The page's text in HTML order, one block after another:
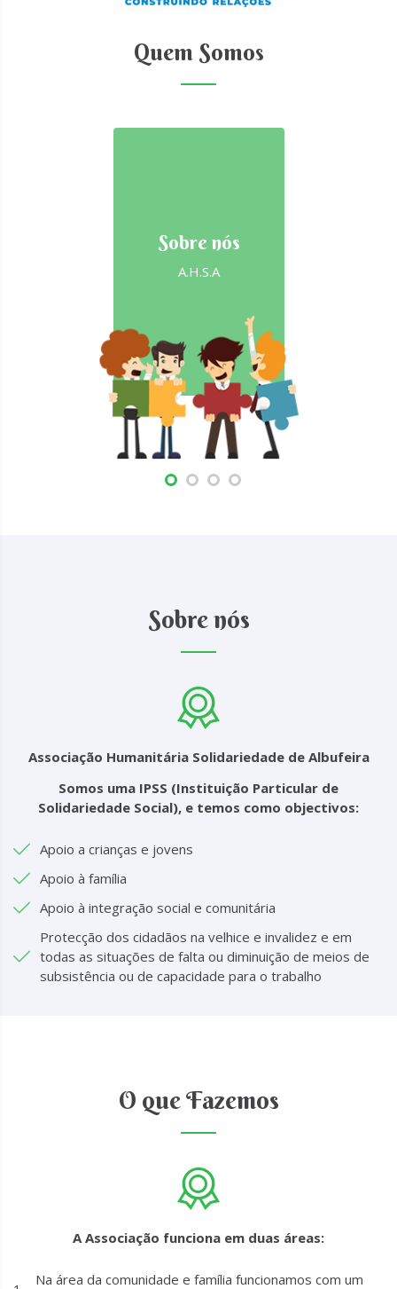
Quem Somos
Sobre nós
A.H.S.A
Sobre nós
Associação Humanitária Solidariedade de Albufeira
Somos uma IPSS (Instituição Particular de
Solidariedade Social), e temos como objectivos:
Apoio a crianças e jovens
Apoio à família
Apoio à integração social e comunitária
Protecção dos cidadãos na velhice e invalidez e em
todas as situações de falta ou diminuição de meios de
subsistência ou de capacidade para o trabalho
O que Fazemos
A Associação funciona em duas áreas:
Na área da comunidade e família funcionamos com um